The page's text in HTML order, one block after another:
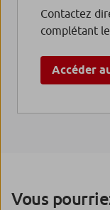
Contactez
complétant
Accéder
Vous